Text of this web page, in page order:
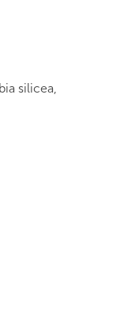
silicea,